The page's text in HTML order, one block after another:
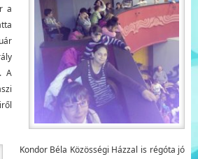
a
A
Kondor Béla Közösségi Házzal is régóta jó